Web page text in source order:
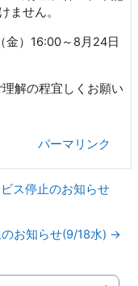
ません。
金）16:00～8月24日
解の程宜しくお願い
パーマリンク
ス停止のお知らせ
お知らせ(9/18水) →